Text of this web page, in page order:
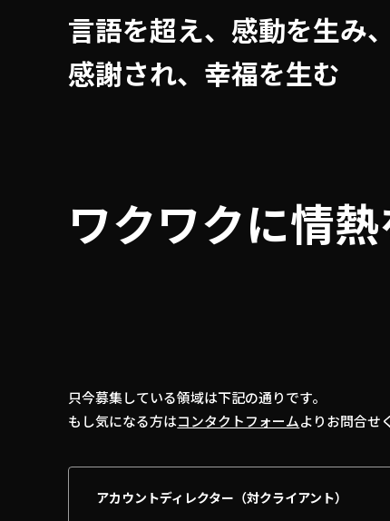
言語を超え、感動を生み、
感謝され、幸福を生む
ワクワクに情熱
只今募集している領域は下記の通りです。
もし気になる方はコンタクトフォームよりお問合せ
アカウントディレクター（対クライアント）